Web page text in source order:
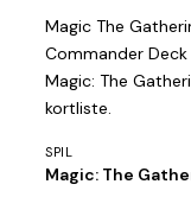
Magic The
Commander
Magic: The
kortliste.
SPIL
Magic: The